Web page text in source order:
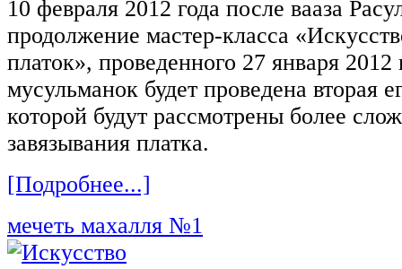
10 февраля 2012 года после вааза
продолжение мастер-класса
платок», проведенного 27 января 2012
мусульманок будет проведена вторая
которой будут рассмотрены более
завязывания платка.
[Подробнее...]
мечеть махалля №1